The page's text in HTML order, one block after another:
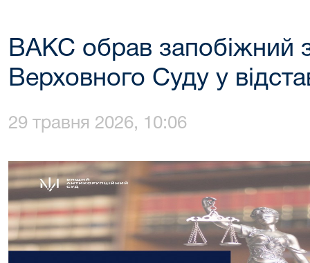
ВАКС обрав запобіжний
Верховного Суду у
29 травня 2026, 10:06